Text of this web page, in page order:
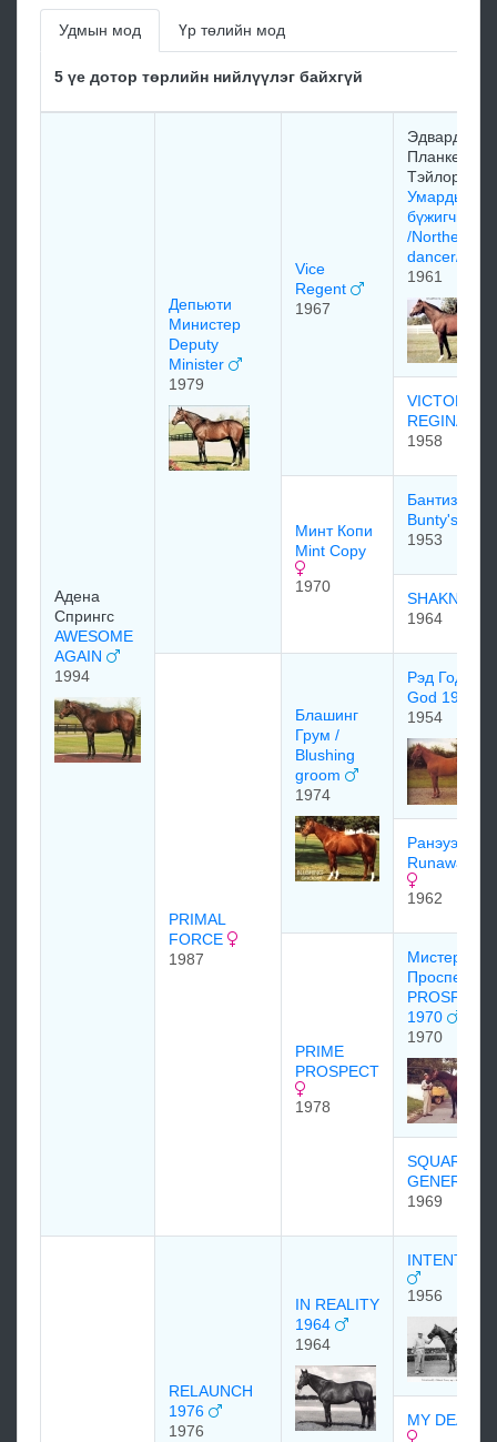
Удмын мод Үр төлийн мод
5 үе дотор төрлийн нийлүүлэг байхгүй
Адена
Спрингс
AWESOME
AGAIN
1994
Депьюти
Министер
Deputy
Minister
1979
Vice
Regent
1967
Эдваpд
Планкетт
Тэйлop
Умардын
бүжигчин
/Northern
dancer/
1961
VICTORIA
REGINA
1958
Минт Копи
Mint Copy
1970
Бантиз
Bunty's
1953
SHAKNEY
1964
PRIMAL
FORCE
1987
Блашинг
Грум /
Blushing
groom
1974
Рэд Год Red
God 1954
1954
Ранэуэй
Runaway
1962
PRIME
PROSPECT
1978
Мистер
Проспектор
1970
1970
SQUARE
1969
RELAUNCH
1976
1976
IN REALITY
1964
1964
1956
MY DEAR